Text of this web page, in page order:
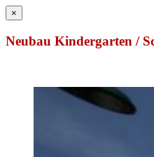
×
Neubau Kindergarten /